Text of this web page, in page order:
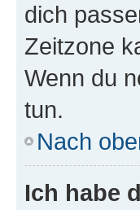
dich
Zeitzone
Wenn du
tun.
Nach
Ich habe